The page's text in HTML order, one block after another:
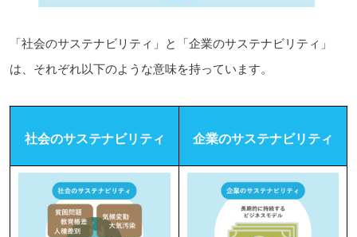
「社会のサステナビリティ」と「企業のサステナビリティ」
は、それぞれ以下のような意味を持っています。
社会のサステナビリティ 企業のサステナビリティ